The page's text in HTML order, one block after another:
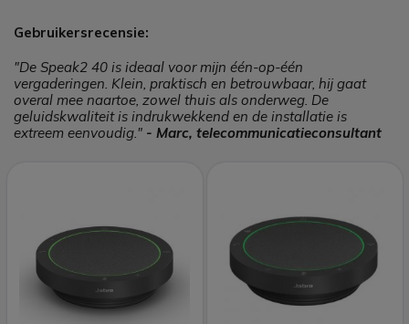
Gebruikersrecensie:
"De Speak2 40 is ideaal voor mijn één-op-één
vergaderingen. Klein, praktisch en betrouwbaar, hij gaat
overal mee naartoe, zowel thuis als onderweg. De
geluidskwaliteit is indrukwekkend en de installatie is
extreem eenvoudig." - Marc, telecommunicatieconsultant